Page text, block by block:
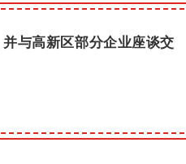
与高新区部分企业座谈交